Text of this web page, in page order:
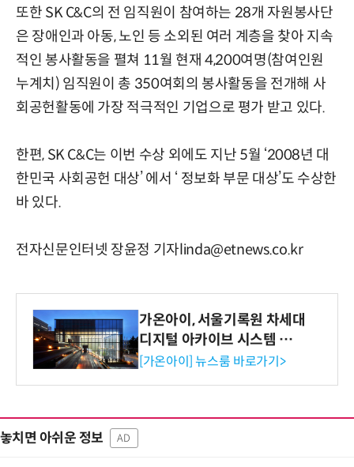
또한 SK C&C의 전 임직원이 참여하는 28개 자원봉사단
은 장애인과 아동, 노인 등 소외된 여러 계층을 찾아 지속
적인 봉사활동을 펼쳐 11월 현재 4,200여명(참여인원
누계치) 임직원이 총 350여회의 봉사활동을 전개해 사
회공헌활동에 가장 적극적인 기업으로 평가 받고 있다.
한편, SK C&C는 이번 수상 외에도 지난 5월 ‘2008년 대
한민국 사회공헌 대상’ 에서 ‘ 정보화 부문 대상’도 수상한
바 있다.
전자신문인터넷 장윤정 기자linda@etnews.co.kr
가온아이, 서울기록원 차세대
디지털 아카이브 시스템 구축
수행
[가온아이] 뉴스룸 바로가기>
놓치면 아쉬운 정보 AD